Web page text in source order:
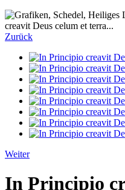
Zurück
Weiter
In Principio